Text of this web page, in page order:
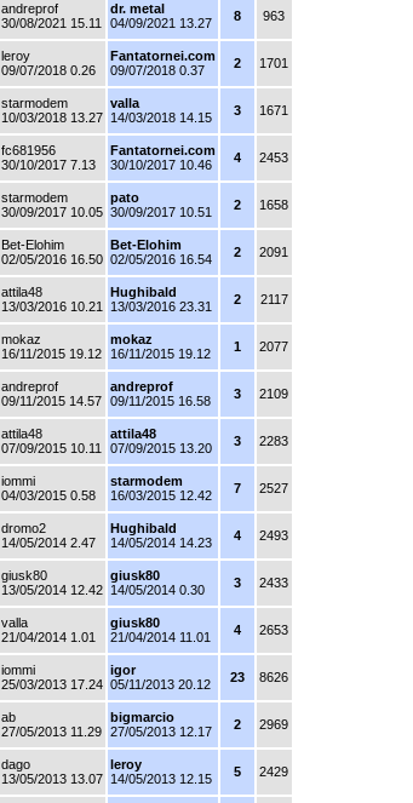
andreprof
30/08/2021 15.11
dr. metal
04/09/2021 13.27
8 963
leroy
09/07/2018 0.26
Fantatornei.com
09/07/2018 0.37
2 1701
starmodem
10/03/2018 13.27
valla
14/03/2018 14.15
3 1671
fc681956
30/10/2017 7.13
Fantatornei.com
30/10/2017 10.46
4 2453
starmodem
30/09/2017 10.05
pato
30/09/2017 10.51
2 1658
Bet-Elohim
02/05/2016 16.50
Bet-Elohim
02/05/2016 16.54
2 2091
attila48
13/03/2016 10.21
Hughibald
13/03/2016 23.31
2 2117
mokaz
16/11/2015 19.12
mokaz
16/11/2015 19.12
1 2077
andreprof
09/11/2015 14.57
andreprof
09/11/2015 16.58
3 2109
attila48
07/09/2015 10.11
attila48
07/09/2015 13.20
3 2283
iommi
04/03/2015 0.58
starmodem
16/03/2015 12.42
7 2527
dromo2
14/05/2014 2.47
Hughibald
14/05/2014 14.23
4 2493
giusk80
13/05/2014 12.42
giusk80
14/05/2014 0.30
3 2433
valla
21/04/2014 1.01
giusk80
21/04/2014 11.01
4 2653
iommi
25/03/2013 17.24
igor
05/11/2013 20.12
23 8626
ab
27/05/2013 11.29
bigmarcio
27/05/2013 12.17
2 2969
dago
13/05/2013 13.07
leroy
14/05/2013 12.15
5 2429